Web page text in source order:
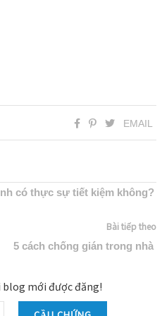
EMAIL
có thực sự tiết kiệm không?
Bài tiếp theo
5 cách chống gián trong nhà
mới được đăng!